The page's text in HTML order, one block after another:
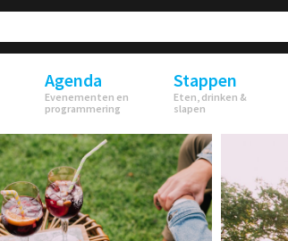
Agenda
Evenementen en
programmering
Stappen
Eten, drinken &
slapen